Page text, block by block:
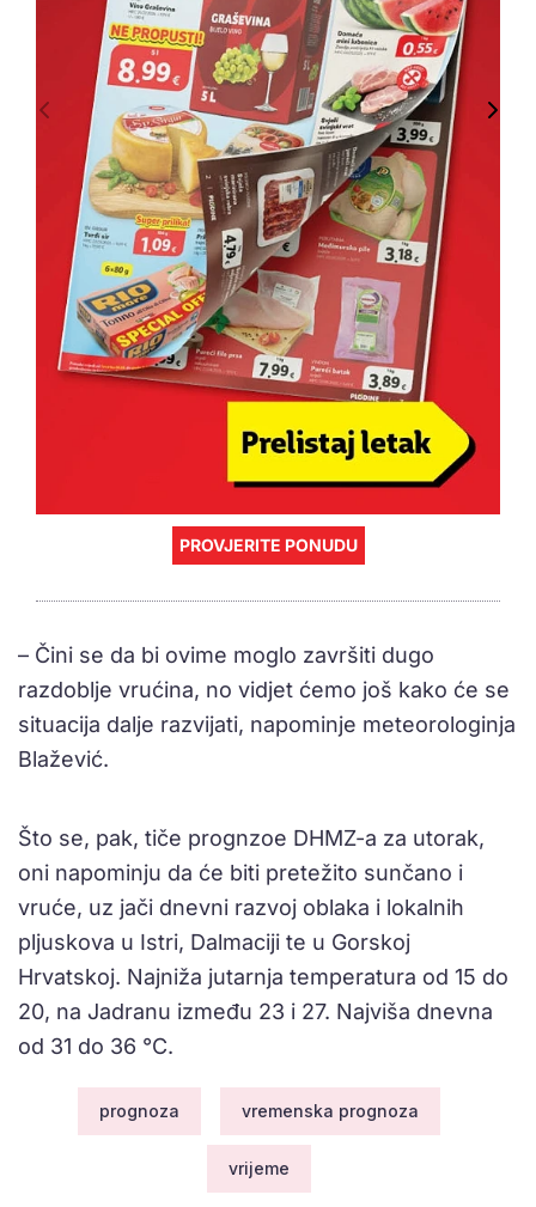
PROVJERITE PONUDU
– Čini se da bi ovime moglo završiti dugo
razdoblje vrućina, no vidjet ćemo još kako će se
situacija dalje razvijati, napominje meteorologinja
Blažević.
Što se, pak, tiče prognzoe DHMZ-a za utorak,
oni napominju da će biti pretežito sunčano i
vruće, uz jači dnevni razvoj oblaka i lokalnih
pljuskova u Istri, Dalmaciji te u Gorskoj
Hrvatskoj. Najniža jutarnja temperatura od 15 do
20, na Jadranu između 23 i 27. Najviša dnevna
od 31 do 36 °C.
prognoza vremenska prognoza
vrijeme